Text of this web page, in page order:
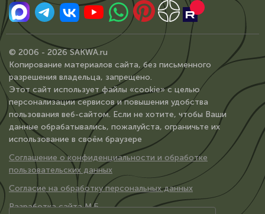
© 2006 - 2026 SAKWA.ru
Копирование материалов сайта, без письменного
разрешения владельца, запрещено.
Этот сайт использует файлы «cookie» с целью
персонализации сервисов и повышения удобства
пользования веб-сайтом. Если не хотите, чтобы Ваши
данные обрабатывались, пожалуйста, ограничьте их
использование в своём браузере
Соглашение о конфиденциальности и обработке
пользовательских данных
Согласие на обработку персональных данных
Разработка сайта М.Б.